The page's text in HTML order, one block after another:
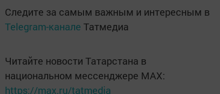
Следите за самым важным и интересным в
Telegram-канале Татмедиа
Читайте новости Татарстана в
национальном мессенджере MАХ:
https://max.ru/tatmedia